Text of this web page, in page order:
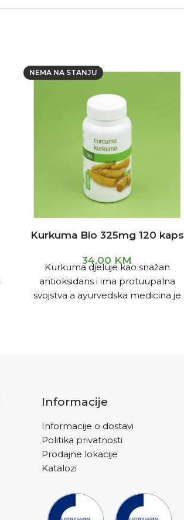
NEMA NA STANJU
Kurkuma Bio 325mg 120 kaps
34,00 KM
Kurkuma djeluje kao snažan
antioksidans i ima protuupalna
svojstva a ayurvedska medicina je
Informacije
Informacije o dostavi
Politika privatnosti
Prodajne lokacije
Katalozi